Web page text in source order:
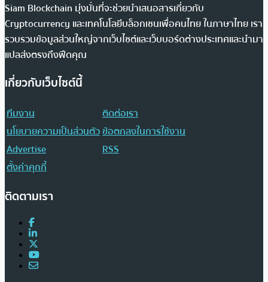
Siam Blockchain มุ่งมั่นที่จะช่วยนำเสนอสารเกี่ยวกับ
Cryptocurrency และเทคโนโลยีบล็อกเชนเพื่อคนไทย ในภาษาไทย เรา
รวบรวมข้อมูลส่วนใหญ่จากเว็บไซต์และเว็บบอร์ดต่างประเทศและนำมา
แปลส่งตรงถึงฟีดคุณ
เกี่ยวกับเว็บไซต์นี้
ทีมงาน
ติดต่อเรา
นโยบายความเป็นส่วนตัวข้อตกลงในการใช้งาน
Advertise
RSS
ตั้งค่าคุกกี้
ติดตามเรา